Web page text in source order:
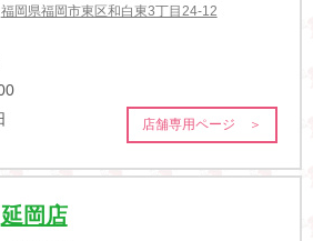
福岡県福岡市東区和白東3丁目24-12
店舗専用ページ ＞
延岡店